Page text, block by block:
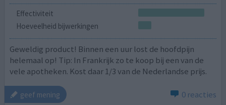
Effectiviteit
Hoeveelheid bijwerkingen
Geweldig product! Binnen een uur lost de hoofdpijn
helemaal op! Tip: In Frankrijk zo te koop bij een van de
vele apotheken. Kost daar 1/3 van de Nederlandse prijs.
geef mening 0 reacties